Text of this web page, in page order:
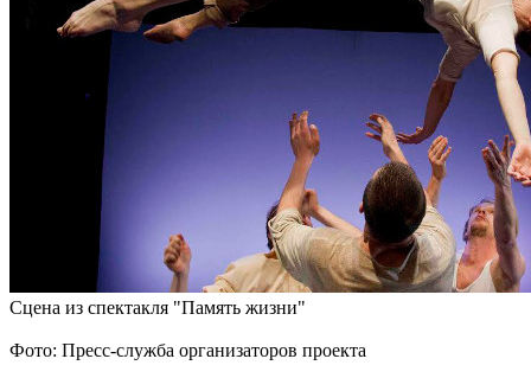
Сцена из спектакля "Память жизни"
Фото: Пресс-служба организаторов проекта